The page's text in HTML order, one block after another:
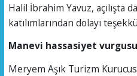
Halil İbrahim Yavuz, açılışta
katılımlarından dolayı
Manevi hassasiyet
Meryem Aşık Turizm